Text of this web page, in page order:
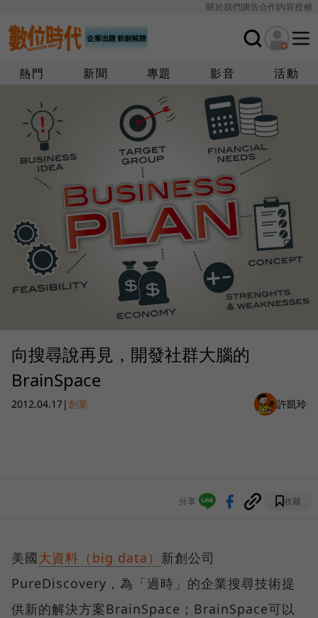
關於我們廣告合作內容授權
熱門 新聞 專題 影音 活動
向搜尋說再見，開發社群大腦的
BrainSpace
2012.04.17|創業 許凱玲
分享 收藏
美國大資料（big data） 新創公司
PureDiscovery，為「過時」的企業搜尋技術提
供新的解決方案BrainSpace；BrainSpace可以